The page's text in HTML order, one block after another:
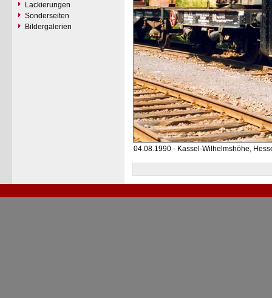
Lackierungen
Sonderseiten
Bildergalerien
04.08.1990 - Kassel-Wilhelmshöhe,